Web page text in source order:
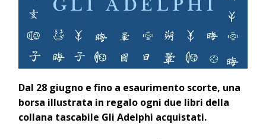
Dal 28 giugno e fino a esaurimento scorte, una
borsa illustrata in regalo ogni due libri della
collana tascabile Gli Adelphi acquistati.